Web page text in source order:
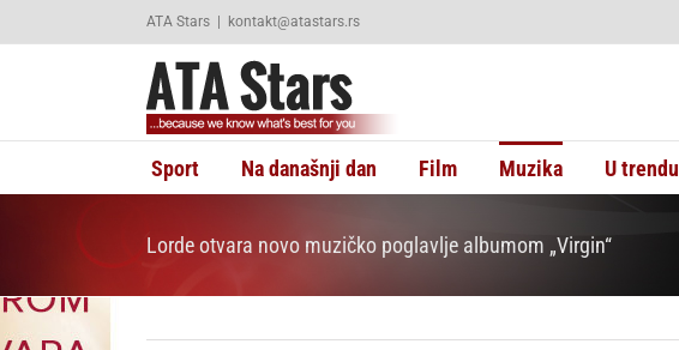
ATA Stars | kontakt@atastars.rs
Sport Na današnji dan Film Muzika U trendu
Lorde otvara novo muzičko poglavlje albumom „Virgin“